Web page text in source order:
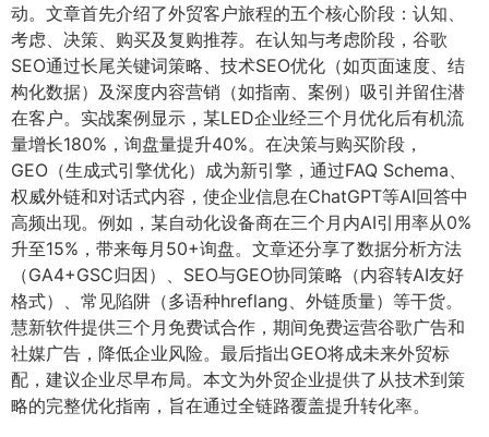
动。文章首先介绍了外贸客户旅程的五个核心阶段：认知、
考虑、决策、购买及复购推荐。在认知与考虑阶段，谷歌
SEO通过长尾关键词策略、技术SEO优化（如页面速度、结
构化数据）及深度内容营销（如指南、案例）吸引并留住潜
在客户。实战案例显示，某LED企业经三个月优化后有机流
量增长180%，询盘量提升40%。在决策与购买阶段，
GEO（生成式引擎优化）成为新引擎，通过FAQ Schema、
权威外链和对话式内容，使企业信息在ChatGPT等AI回答中
高频出现。例如，某自动化设备商在三个月内AI引用率从0%
升至15%，带来每月50+询盘。文章还分享了数据分析方法
（GA4+GSC归因）、SEO与GEO协同策略（内容转AI友好
格式）、常见陷阱（多语种hreflang、外链质量）等干货。
慧新软件提供三个月免费试合作，期间免费运营谷歌广告和
社媒广告，降低企业风险。最后指出GEO将成未来外贸标
配，建议企业尽早布局。本文为外贸企业提供了从技术到策
略的完整优化指南，旨在通过全链路覆盖提升转化率。